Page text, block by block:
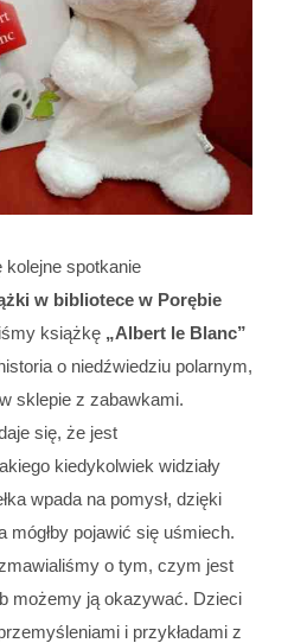
kolejne spotkanie
w bibliotece w Porębie
książkę „Albert le Blanc”
o niedźwiedziu polarnym,
sklepie z zabawkami.
się, że jest
kiedykolwiek widziały
wpada na pomysł, dzięki
pojawić się uśmiech.
o tym, czym jest
możemy ją okazywać. Dzieci
i przykładami z